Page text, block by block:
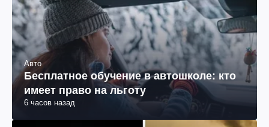
Авто
Бесплатное обучение в автошколе: кто
имеет право на льготу
6 часов назад